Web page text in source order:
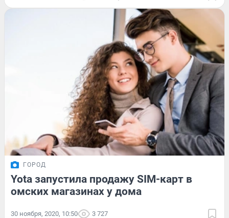
ГОРОД
Yota запустила продажу SIM-карт в
омских магазинах у дома
30 ноября, 2020, 10:50 3 727